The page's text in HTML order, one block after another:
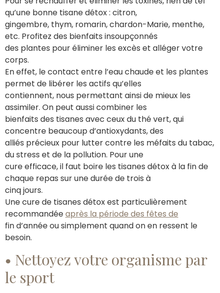
qu’une bonne tisane détox : citron,
gingembre, thym, romarin, chardon-Marie, menthe,
etc. Profitez des bienfaits insoupçonnés
des plantes pour éliminer les excès et alléger votre
corps.
En effet, le contact entre l’eau chaude et les plantes
permet de libérer les actifs qu’elles
contiennent, nous permettant ainsi de mieux les
assimiler. On peut aussi combiner les
bienfaits des tisanes avec ceux du thé vert, qui
concentre beaucoup d’antioxydants, des
alliés précieux pour lutter contre les méfaits du tabac,
du stress et de la pollution. Pour une
cure efficace, il faut boire les tisanes détox à la fin de
chaque repas sur une durée de trois à
cinq jours.
Une cure de tisanes détox est particulièrement
recommandéeaprès la période des fêtes de
fin d’année ou simplement quand on en ressent le
besoin.
• Nettoyez votre organisme par
le sport